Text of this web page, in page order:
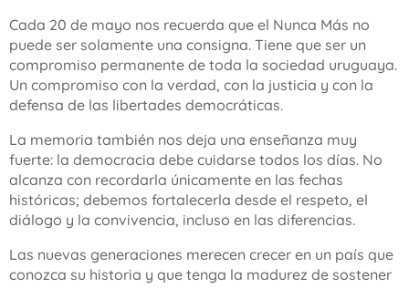
Cada 20 de mayo nos recuerda que el Nunca Más no
puede ser solamente una consigna. Tiene que ser un
compromiso permanente de toda la sociedad uruguaya.
Un compromiso con la verdad, con la justicia y con la
defensa de las libertades democráticas.
La memoria también nos deja una enseñanza muy
fuerte: la democracia debe cuidarse todos los días. No
alcanza con recordarla únicamente en las fechas
históricas; debemos fortalecerla desde el respeto, el
diálogo y la convivencia, incluso en las diferencias.
Las nuevas generaciones merecen crecer en un país que
conozca su historia y que tenga la madurez de sostener